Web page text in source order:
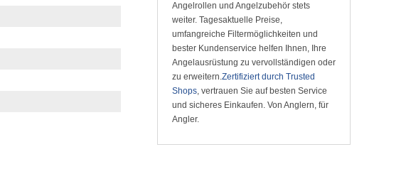
Angelrollen und Angelzubehör stets
weiter. Tagesaktuelle Preise,
umfangreiche Filtermöglichkeiten und
bester Kundenservice helfen Ihnen, Ihre
Angelausrüstung zu vervollständigen oder
zu erweitern.Zertifiziert durch Trusted
Shops, vertrauen Sie auf besten Service
und sicheres Einkaufen. Von Anglern, für
Angler.